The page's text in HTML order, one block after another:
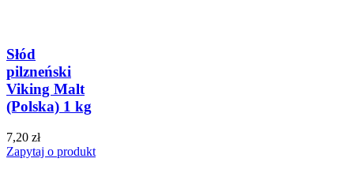
Słód
pilzneński
Viking Malt
(Polska) 1 kg
7,20 zł
Zapytaj o produkt